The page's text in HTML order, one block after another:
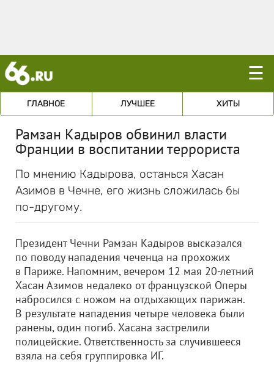
☰
ГЛАВНОЕ ЛУЧШЕЕ ХИТЫ
Рамзан Кадыров обвинил власти
Франции в воспитании террориста
По мнению Кадырова, останься Хасан
Азимов в Чечне, его жизнь сложилась бы
по-другому.
Президент Чечни Рамзан Кадыров высказался
по поводу нападения чеченца на прохожих
в Париже. Напомним, вечером 12 мая 20-летний
Хасан Азимов недалеко от французской Оперы
набросился с ножом на отдыхающих парижан.
В результате нападения четыре человека были
ранены, один погиб. Хасана застрелили
полицейские. Ответственность за случившееся
взяла на себя группировка ИГ.